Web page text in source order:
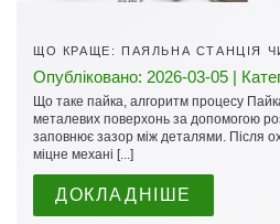
ЩО КРАЩЕ: ПАЯЛЬНА СТАНЦІЯ
Опубліковано: 2026-03-05 |
Що таке пайка, алгоритм процесу
металевих поверхонь за допомогою
заповнює зазор між деталями. Після
міцне механі [...]
ДОКЛАДНІШЕ